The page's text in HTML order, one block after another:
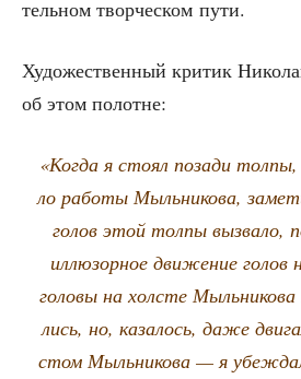
тель­ном твор­че­ском пути.
Худо­же­ствен­ный кри­тик
об этом полотне:
«Когда я сто­ял поза­ди
ло рабо­ты Мыль­ни­ко­ва,
голов этой тол­пы вызва­ло,
иллю­зор­ное дви­же­ние голов
голо­вы на хол­сте
лись, но, каза­лось, даже
стом Мыль­ни­ко­ва — я